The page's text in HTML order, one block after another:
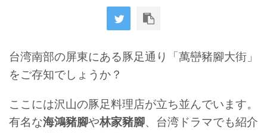
台湾南部の屏東にある豚足通り「萬巒豬腳大街」
をご存知でしょうか？
ここには沢山の豚足料理店が立ち並んでいます。
有名な海鴻豬腳や林家豬腳、台湾ドラマでも紹介